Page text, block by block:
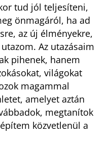
tud jól teljesíteni,
önmagáról, ha ad
az új élményekre,
Az utazásaim
pihenek, hanem
világokat
magammal
amelyet aztán
megtanítok
közvetlenül a